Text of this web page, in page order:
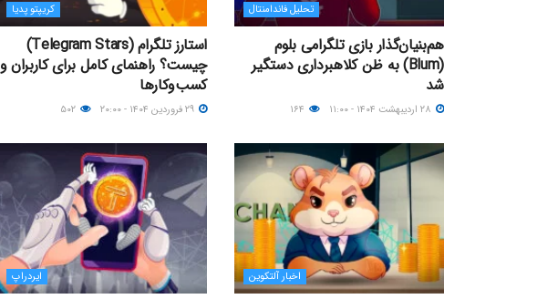
تحلیل فاندامنتال
هم‌بنیان‌گذار بازی تلگرامی بلوم
(Blum) به ظن کلاهبرداری دستگیر
شد
کریپتو پدیا
استارز تلگرام (Telegram Stars)
چیست؟ راهنمای کامل برای کاربران و
کسب‌وکارها
اخبار آلتکوین ایردراپ